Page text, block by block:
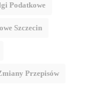
Podatkowe
Szczecin
Przepisów